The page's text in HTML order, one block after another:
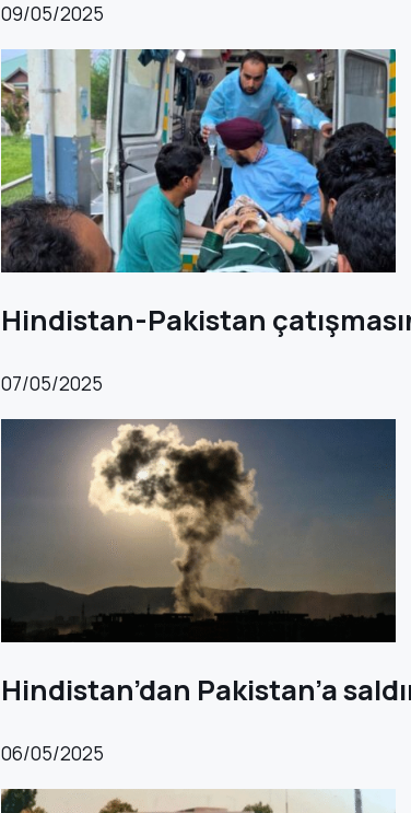
09/05/2025
Hindistan-Pakistan
07/05/2025
Hindistan’dan Pakistan’a
06/05/2025